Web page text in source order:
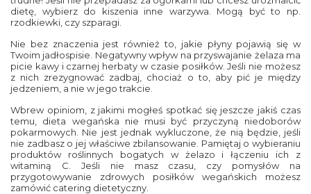
dietę, wybierz do kiszenia inne warzywa. Mogą być to np.
rzodkiewki, czy szparagi.
Nie bez znaczenia jest również to, jakie płyny pojawią się w
Twoim jadłospisie. Negatywny wpływ na przyswajanie żelaza ma
picie kawy i czarnej herbaty w czasie posiłków. Jeśli nie możesz
z nich zrezygnować zadbaj, chociaż o to, aby pić je między
jedzeniem, a nie w jego trakcie.
Wbrew opiniom, z jakimi mogłeś spotkać się jeszcze jakiś czas
temu, dieta wegańska nie musi być przyczyną niedoborów
pokarmowych. Nie jest jednak wykluczone, że nią będzie, jeśli
nie zadbasz o jej właściwe zbilansowanie. Pamiętaj o wybieraniu
produktów roślinnych bogatych w żelazo i łączeniu ich z
witaminą C. Jeśli nie masz czasu, czy pomysłów na
przygotowywanie zdrowych posiłków wegańskich możesz
zamówić catering dietetyczny